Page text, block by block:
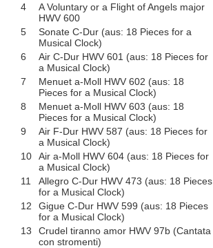
4
A Voluntary or a Flight of Angels major
HWV 600
5
Sonate C-Dur (aus: 18 Pieces for a
Musical Clock)
6
Air C-Dur HWV 601 (aus: 18 Pieces for
a Musical Clock)
7
Menuet a-Moll HWV 602 (aus: 18
Pieces for a Musical Clock)
8
Menuet a-Moll HWV 603 (aus: 18
Pieces for a Musical Clock)
9
Air F-Dur HWV 587 (aus: 18 Pieces for
a Musical Clock)
10
Air a-Moll HWV 604 (aus: 18 Pieces for
a Musical Clock)
11
Allegro C-Dur HWV 473 (aus: 18 Pieces
for a Musical Clock)
12
Gigue C-Dur HWV 599 (aus: 18 Pieces
for a Musical Clock)
13
Crudel tiranno amor HWV 97b (Cantata
con stromenti)